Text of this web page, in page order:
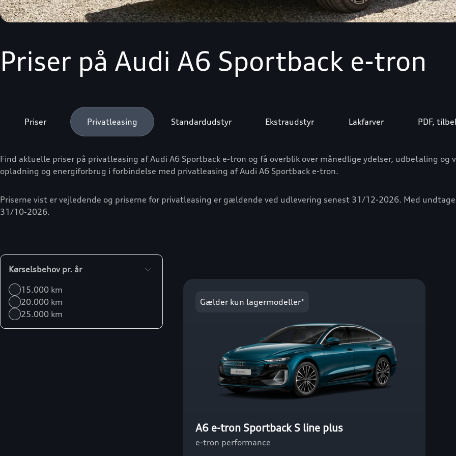
Priser på Audi A6 Sportback e-tron
Priser Privatleasing Standardudstyr Ekstraudstyr Lakfarver PDF,
Find aktuelle priser på privatleasing af Audi A6 Sportback e-tron og få overblik over månedlige ydelser, udbetaling
opladning og energiforbrug i forbindelse med privatleasing af Audi A6 Sportback e-tron.
Priserne vist er vejledende og priserne for privatleasing er gældende ved udlevering senest 31/12-2026. Med
31/10-2026.
Kørselsbehov pr. år
15.000 km
20.000 km
25.000 km
Gælder kun lagermodeller*
A6 e-tron Sportback S line plus
e-tron performance